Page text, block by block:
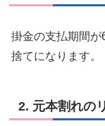
掛金の支払期間
捨てになります。
2. 元本割れの